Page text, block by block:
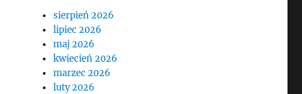
sierpień 2026
lipiec 2026
maj 2026
kwiecień 2026
marzec 2026
luty 2026